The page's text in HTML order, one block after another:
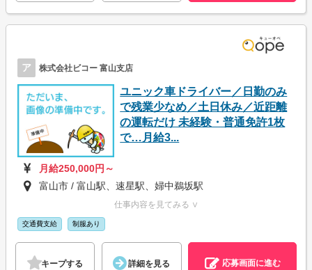
ア 株式会社ビコー 富山支店
ユニック車ドライバー／日勤のみ
で残業少なめ／土日休み／近距離
の運転だけ 未経験・普通免許1枚
で…月給3...
月給250,000円～
富山市 / 富山駅、速星駅、婦中鵜坂駅
仕事内容を見てみる ∨
交通費支給 制服あり
キープする 詳細を見る 応募画面に進む